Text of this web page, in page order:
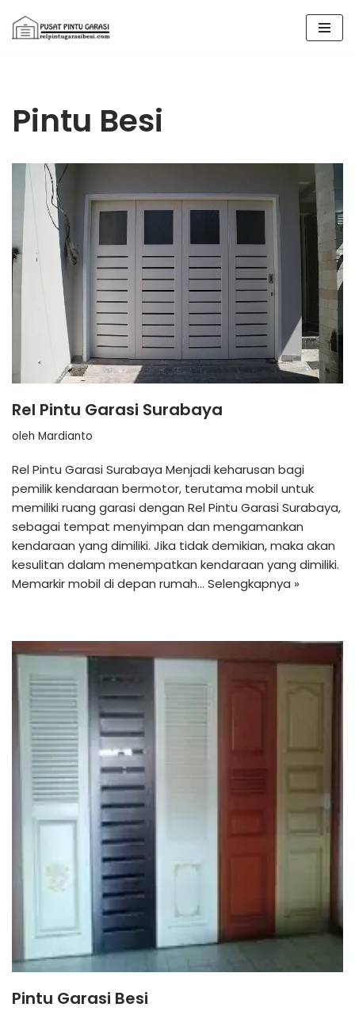
Lompat
Pintu Besi
Rel Pintu Garasi Surabaya
oleh Mardianto
Rel Pintu Garasi Surabaya Menjadi keharusan bagi
pemilik kendaraan bermotor, terutama mobil untuk
memiliki ruang garasi dengan Rel Pintu Garasi Surabaya,
sebagai tempat menyimpan dan mengamankan
kendaraan yang dimiliki. Jika tidak demikian, maka akan
kesulitan dalam menempatkan kendaraan yang dimiliki.
Memarkir mobil di depan rumah… Selengkapnya »
Pintu Garasi Besi